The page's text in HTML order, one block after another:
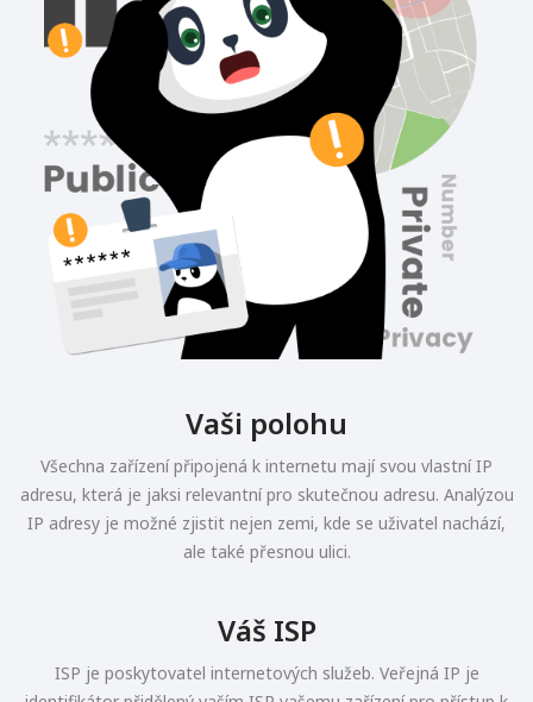
Vaši polohu
Všechna zařízení připojená k internetu mají svou vlastní IP
adresu, která je jaksi relevantní pro skutečnou adresu. Analýzou
IP adresy je možné zjistit nejen zemi, kde se uživatel nachází,
ale také přesnou ulici.
Váš ISP
ISP je poskytovatel internetových služeb. Veřejná IP je